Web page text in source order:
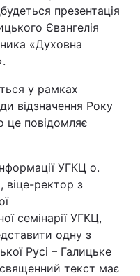
презентація
Євангелія
«Духовна
у рамках
відзначення Року
це повідомляє
УГКЦ о.
ректор з
семінарії УГКЦ,
одну з
Русі – Галицьке
священний текст має